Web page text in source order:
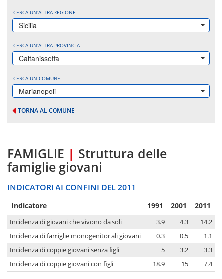
CERCA UN'ALTRA REGIONE
Sicilia
CERCA UN'ALTRA PROVINCIA
Caltanissetta
CERCA UN COMUNE
Marianopoli
TORNA AL COMUNE
FAMIGLIE | Struttura delle
famiglie giovani
INDICATORI AI CONFINI DEL 2011
Indicatore 1991 2001 2011
Incidenza di giovani che vivono da soli 3.9 4.3
14.2
Incidenza di famiglie monogenitoriali giovani
0.3 0.5
1.1
Incidenza di coppie giovani senza figli
5 3.2
3.3
Incidenza di coppie giovani con figli
18.9 15 7.4